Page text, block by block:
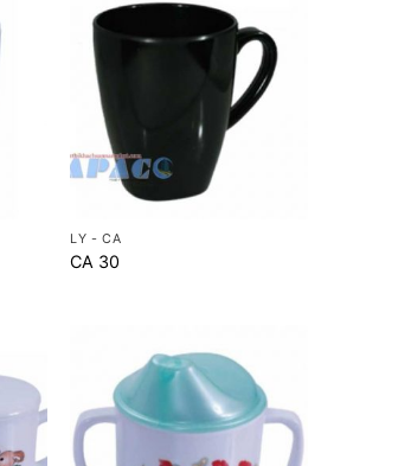
LY - CA
CA 30